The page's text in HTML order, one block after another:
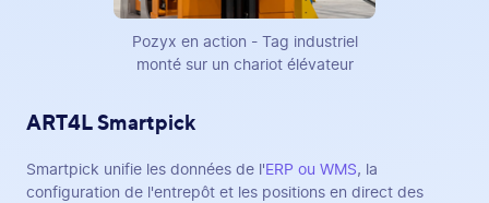
Pozyx en action - Tag industriel
monté sur un chariot élévateur
ART4L Smartpick
Smartpick unifie les données de l' ERP ou WMS, la
configuration de l'entrepôt et les positions en direct des